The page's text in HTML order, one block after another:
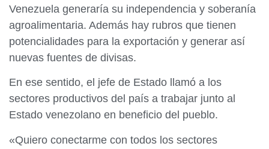
Venezuela generaría su independencia y soberanía
agroalimentaria. Además hay rubros que tienen
potencialidades para la exportación y generar así
nuevas fuentes de divisas.
En ese sentido, el jefe de Estado llamó a los
sectores productivos del país a trabajar junto al
Estado venezolano en beneficio del pueblo.
«Quiero conectarme con todos los sectores